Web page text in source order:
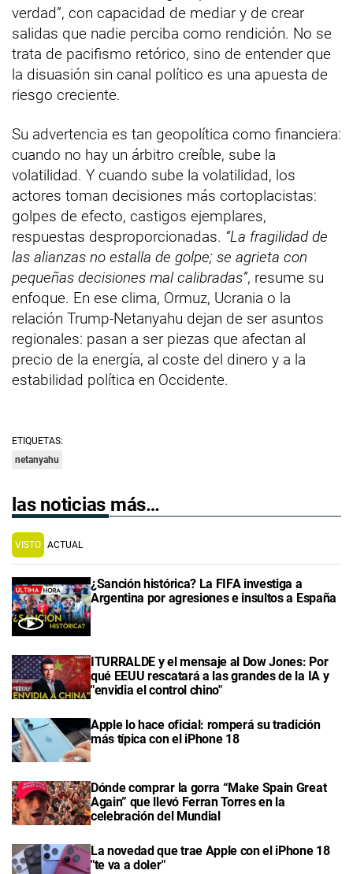
verdad”, con capacidad de mediar y de crear
salidas que nadie perciba como rendición. No se
trata de pacifismo retórico, sino de entender que
la disuasión sin canal político es una apuesta de
riesgo creciente.
Su advertencia es tan geopolítica como financiera:
cuando no hay un árbitro creíble, sube la
volatilidad. Y cuando sube la volatilidad, los
actores toman decisiones más cortoplacistas:
golpes de efecto, castigos ejemplares,
respuestas desproporcionadas. “La fragilidad de
las alianzas no estalla de golpe; se agrieta con
pequeñas decisiones mal calibradas”, resume su
enfoque. En ese clima, Ormuz, Ucrania o la
relación Trump-Netanyahu dejan de ser asuntos
regionales: pasan a ser piezas que afectan al
precio de la energía, al coste del dinero y a la
estabilidad política en Occidente.
ETIQUETAS:
netanyahu
las noticias más…
VISTO ACTUAL
¿Sanción histórica? La FIFA investiga a
Argentina por agresiones e insultos a España
ITURRALDE y el mensaje al Dow Jones: Por
qué EEUU rescatará a las grandes de la IA y
"envidia el control chino"
Apple lo hace oficial: romperá su tradición
más típica con el iPhone 18
Dónde comprar la gorra “Make Spain Great
Again” que llevó Ferran Torres en la
celebración del Mundial
La novedad que trae Apple con el iPhone 18
"te va a doler"